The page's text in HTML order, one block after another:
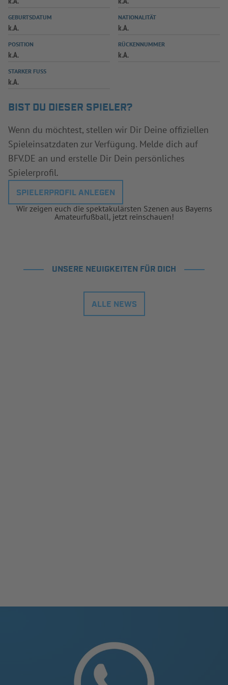
SPIELPLUS
GEBURTSDATUM
k.A.
NATIONALITÄT
k.A.
POSITION
k.A.
RÜCKENNUMMER
k.A.
STARKER FUSS
k.A.
BIST DU DIESER SPIELER?
Wenn du möchtest, stellen wir Dir Deine offiziellen
Spieleinsatzdaten zur Verfügung. Melde dich auf
BFV.DE an und erstelle Dir Dein persönliches
Spielerprofil.
SPIELERPROFIL ANLEGEN
Wir zeigen euch die spektakulärsten Szenen aus Bayerns
Amateurfußball, jetzt reinschauen!
UNSERE NEUIGKEITEN FÜR DICH
ALLE NEWS